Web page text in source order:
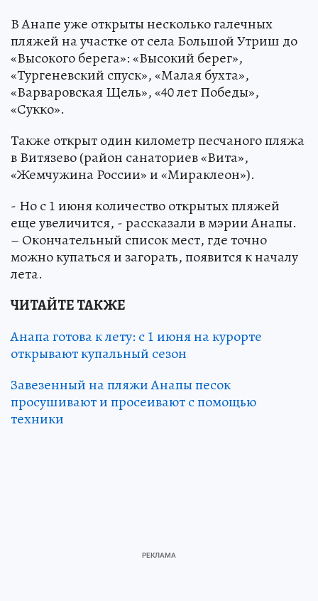
В Анапе уже открыты несколько галечных
пляжей на участке от села Большой Утриш до
«Высокого берега»: «Высокий берег»,
«Тургеневский спуск», «Малая бухта»,
«Варваровская Щель», «40 лет Победы»,
«Сукко».
Также открыт один километр песчаного пляжа
в Витязево (район санаториев «Вита»,
«Жемчужина России» и «Мираклеон»).
- Но с 1 июня количество открытых пляжей
еще увеличится, - рассказали в мэрии Анапы.
– Окончательный список мест, где точно
можно купаться и загорать, появится к началу
лета.
ЧИТАЙТЕ ТАКЖЕ
Анапа готова к лету: с 1 июня на курорте
открывают купальный сезон
Завезенный на пляжи Анапы песок
просушивают и просеивают с помощью
техники